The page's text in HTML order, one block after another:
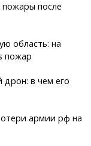
после
область: на
пожар
дрон: в чем его
армии рф на